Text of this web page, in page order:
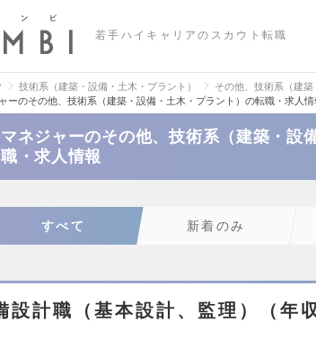
若手ハイキャリアのスカウト転職
技術系（建築・設備・土木・プラント）
その他、技術系（建築
ーのその他、技術系（建築・設備・土木・プラント）の転職・求人
ネジャーのその他、技術系（建築・設
職・求人情報
すべて 新着のみ
設計職（基本設計、監理）（年